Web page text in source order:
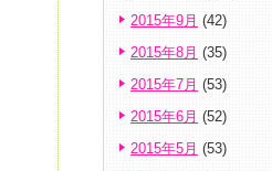
2015年9月 (42)
2015年8月 (35)
2015年7月 (53)
2015年6月 (52)
2015年5月 (53)